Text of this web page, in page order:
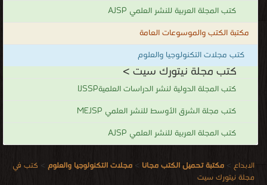
كتب المجلة العربية للنشر العلمي AJSP
مكتبة الكتب والموسوعات العامة
كتب مجلات التكنولوجيا والعلوم
كتب مجلة نيتورك سيت >
كتب المجلة الدولية لنشر الدراسات العلميةIJSSP
كتب مجلة الشرق الأوسط للنشر العلمي MEJSP
كتب المجلة العربية للنشر العلمي AJSP
الابداع > مكتبة تحميل الكتب مجانا > مجلات التكنولوجيا والعلوم > كتب في
مجلة نيتورك سيت